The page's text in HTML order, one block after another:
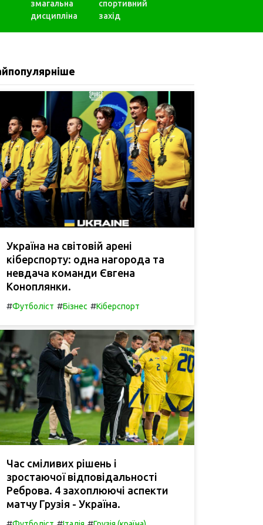
змагальна
дисципліна
спортивний
захід
Україна на світовій арені
кіберспорту: одна нагорода та
невдача команди Євгена
Коноплянки.
#Футболіст #Бізнес #Кіберспорт
Час сміливих рішень і
зростаючої відповідальності
Реброва. 4 захоплюючі аспекти
матчу Грузія - Україна.